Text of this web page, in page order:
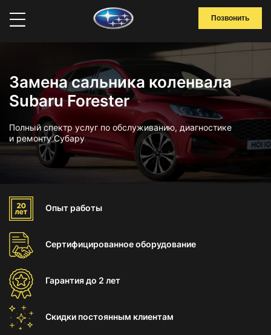
Позвонить
Замена сальника коленвала
Subaru Forester
Полный спектр услуг по обслуживанию, диагностике
и ремонту Субару
Опыт работы
Сертифицированноеоборудование
Гарантиядо 2 лет
Скидки постоянным клиентам